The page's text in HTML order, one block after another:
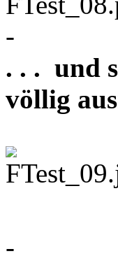
-
. . . und
völlig
-